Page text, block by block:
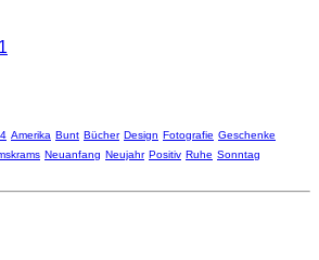
Amerika Bunt Bücher Design Fotografie Geschenke
Neuanfang Neujahr Positiv Ruhe Sonntag